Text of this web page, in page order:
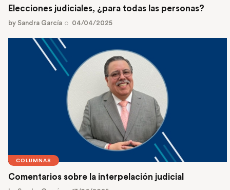
Elecciones judiciales, ¿para todas las personas?
by Sandra García 04/04/2025
COLUMNAS
Comentarios sobre la interpelación judicial